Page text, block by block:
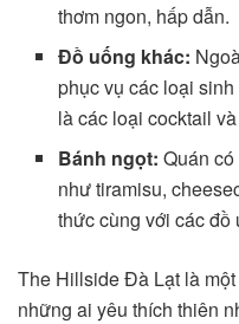
thơm ngon, hấp dẫn.
Đồ uống khác:
phục vụ các loại
là các loại cocktail
Bánh ngọt: Quán
như tiramisu,
thức cùng với các đồ
The Hillside Đà Lạt là
những ai yêu thích thiên